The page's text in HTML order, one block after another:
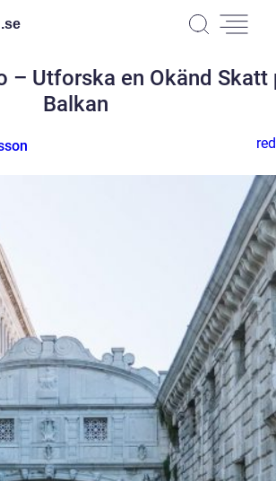
se
– Utforska en Okänd Skatt
Balkan